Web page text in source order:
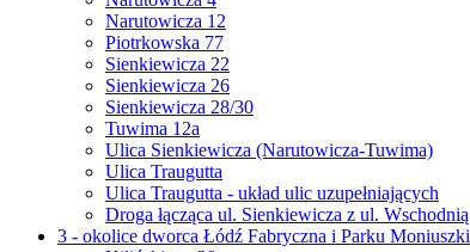
Narutowicza 12
Piotrkowska 77
Sienkiewicza 22
Sienkiewicza 26
Sienkiewicza 28/30
Tuwima 12a
Ulica Sienkiewicza (Narutowicza-Tuwima)
Ulica Traugutta
Ulica Traugutta - układ ulic uzupełniających
Droga łącząca ul. Sienkiewicza z ul. Wschodnią
3 - okolice dworca Łódź Fabryczna i Parku Moniuszki